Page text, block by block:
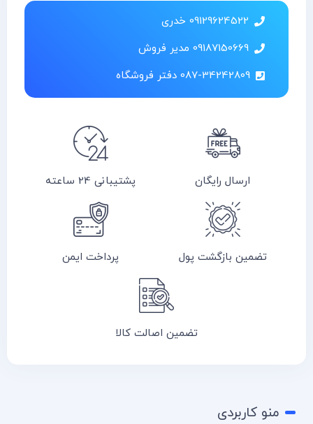
09129624522 خدری
09187150669 مدیر فروش
087-34242809 دفتر فروشگاه
ارسال رایگان پشتیبانی 24 ساعته
تضمین بازگشت پول پرداخت ایمن
تضمین اصالت کالا
منو کاربردی